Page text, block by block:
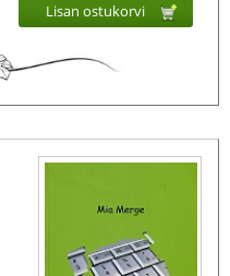
Lisan ostukorvi